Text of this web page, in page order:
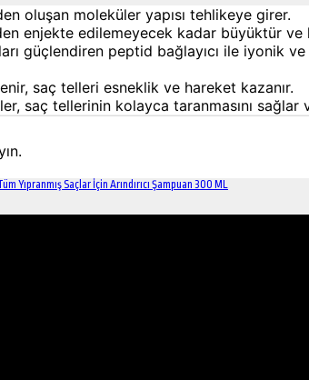
oluşan moleküler yapısı tehlikeye girer.
enjekte edilemeyecek kadar büyüktür
güçlendiren peptid bağlayıcı ile iyonik
saç telleri esneklik ve hareket kazanır.
saç tellerinin kolayca taranmasını sağlar
Yıpranmış Saçlar İçin Arındırıcı Şampuan 300 ML